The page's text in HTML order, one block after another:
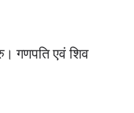
गणपति एवं शिव